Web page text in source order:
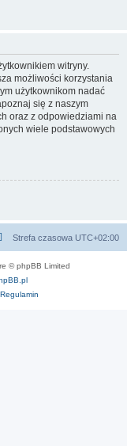
witryny.
możliwości korzystania
użytkownikom nadać
się z naszym
oraz z odpowiedziami na
wiele podstawowych
Strefa czasowa UTC+02:00
© phpBB Limited
Regulamin